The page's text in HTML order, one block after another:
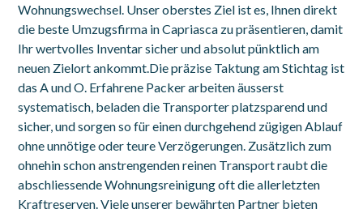
Wohnungswechsel. Unser oberstes Ziel ist es, Ihnen direkt
die beste Umzugsfirma in Capriasca zu präsentieren, damit
Ihr wertvolles Inventar sicher und absolut pünktlich am
neuen Zielort ankommt.Die präzise Taktung am Stichtag ist
das A und O. Erfahrene Packer arbeiten äusserst
systematisch, beladen die Transporter platzsparend und
sicher, und sorgen so für einen durchgehend zügigen Ablauf
ohne unnötige oder teure Verzögerungen. Zusätzlich zum
ohnehin schon anstrengenden reinen Transport raubt die
abschliessende Wohnungsreinigung oft die allerletzten
Kraftreserven. Viele unserer bewährten Partner bieten